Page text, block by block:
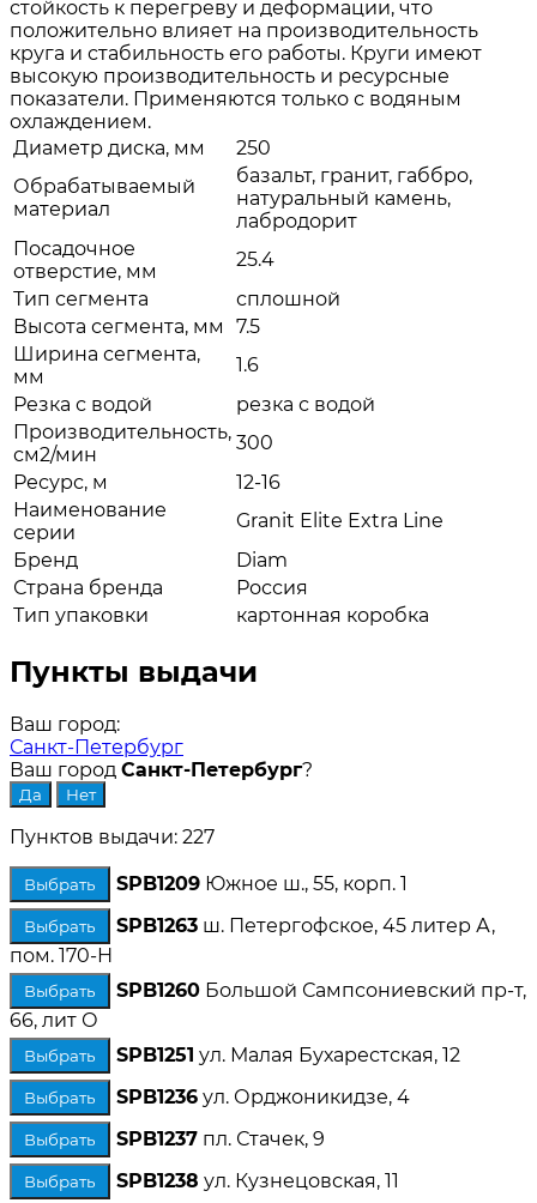
стойкость к перегреву и деформации, что
положительно влияет на производительность
круга и стабильность его работы. Круги имеют
высокую производительность и ресурсные
показатели. Применяются только с водяным
охлаждением.
Диаметр диска, мм
250
Обрабатываемый
материал
базальт, гранит, габбро,
натуральный камень,
лабродорит
Посадочное
отверстие, мм
25.4
Тип сегмента
сплошной
Высота сегмента, мм
7.5
Ширина сегмента,
мм
1.6
Резка с водой
резка с водой
Производительность,
см2/мин
300
Ресурс, м
12-16
Наименование
серии
Granit Elite Extra Line
Бренд
Diam
Страна бренда
Россия
Тип упаковки
картонная коробка
Пункты выдачи
Ваш город:
Санкт-Петербург
Ваш город Санкт-Петербург?
Пунктов выдачи: 227
Выбрать SPB1209 Южное ш., 55, корп. 1
Выбрать SPB1263 ш. Петергофское, 45 литер А,
пом. 170-Н
Выбрать SPB1260 Большой Сампсониевский пр-т,
66, лит О
Выбрать SPB1251 ул. Малая Бухарестская, 12
Выбрать SPB1236 ул. Орджоникидзе, 4
Выбрать SPB1237 пл. Стачек, 9
Выбрать SPB1238 ул. Кузнецовская, 11